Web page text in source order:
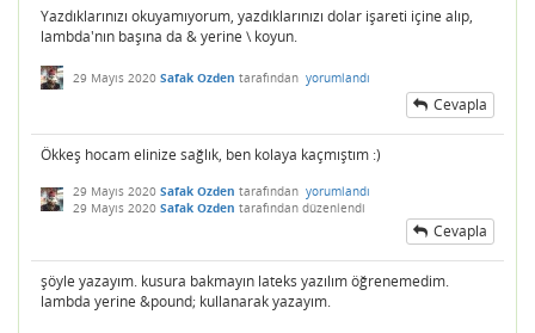
Yazdıklarınızı okuyamıyorum, yazdıklarınızı dolar işareti içine alıp,
lambda'nın başına da & yerine \ koyun.
29 Mayıs 2020 Safak Ozden tarafından yorumlandı
Cevapla
Ökkeş hocam elinize sağlık, ben kolaya kaçmıştım :)
29 Mayıs 2020 Safak Ozden tarafından yorumlandı
29 Mayıs 2020 Safak Ozden tarafından düzenlendi
Cevapla
şöyle yazayım. kusura bakmayın lateks yazılım öğrenemedim.
lambda yerine &pound; kullanarak yazayım.